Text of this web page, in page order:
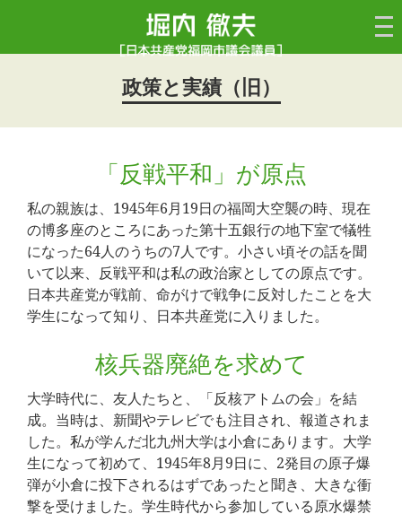
政策と実績（旧）
「反戦平和」が原点
私の親族は、1945年6月19日の福岡大空襲の時、現在
の博多座のところにあった第十五銀行の地下室で犠牲
になった64人のうちの7人です。小さい頃その話を聞
いて以来、反戦平和は私の政治家としての原点です。
日本共産党が戦前、命がけで戦争に反対したことを大
学生になって知り、日本共産党に入りました。
核兵器廃絶を求めて
大学時代に、友人たちと、「反核アトムの会」を結
成。当時は、新聞やテレビでも注目され、報道されま
した。私が学んだ北九州大学は小倉にあります。大学
生になって初めて、1945年8月9日に、2発目の原子爆
弾が小倉に投下されるはずであったと聞き、大きな衝
撃を受けました。学生時代から参加している原水爆禁